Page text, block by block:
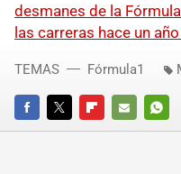
desmanes de la
las carreras hace un
FACEBOOKTWITTERFLIPBOARD
E-
TEMAS Fórmula1